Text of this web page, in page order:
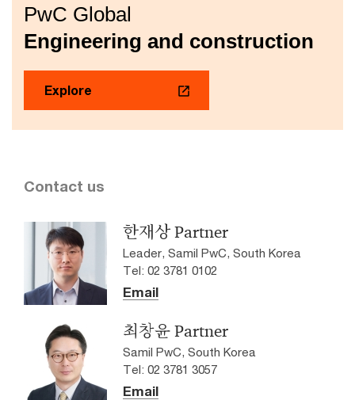
PwC Global
Engineering and construction
Explore
Contact us
한재상 Partner
Leader, Samil PwC, South Korea
Tel: 02 3781 0102
Email
최창윤 Partner
Samil PwC, South Korea
Tel: 02 3781 3057
Email